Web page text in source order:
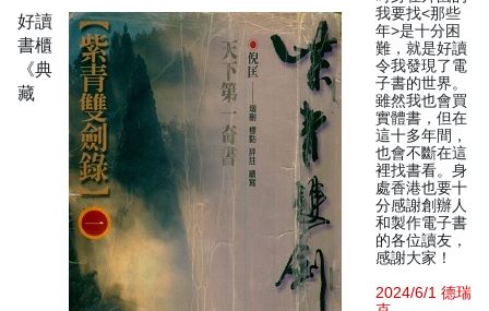
好讀
書櫃
《典
藏
我要找<那些
年>是十分困
難，就是好讀
令我發現了電
子書的世界。
雖然我也會買
實體書，但在
這十多年間，
也會不斷在這
裡找書看。身
處香港也要十
分感謝創辦人
和製作電子書
的各位讀友，
感謝大家！
2024/6/1 德瑞